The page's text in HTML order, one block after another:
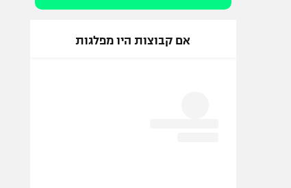
אם קבוצות היו מפלגות